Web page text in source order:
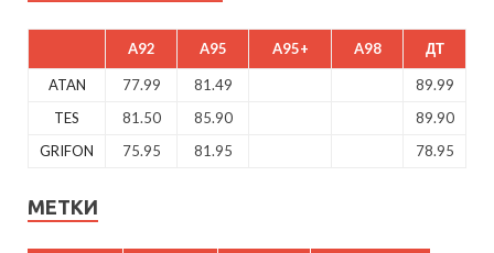
A92 A95 A95+ A98 ДТ
ATAN 77.99 81.49
89.99
TES
81.50 85.90
89.90
GRIFON
75.95 81.95 78.95
МЕТКИ